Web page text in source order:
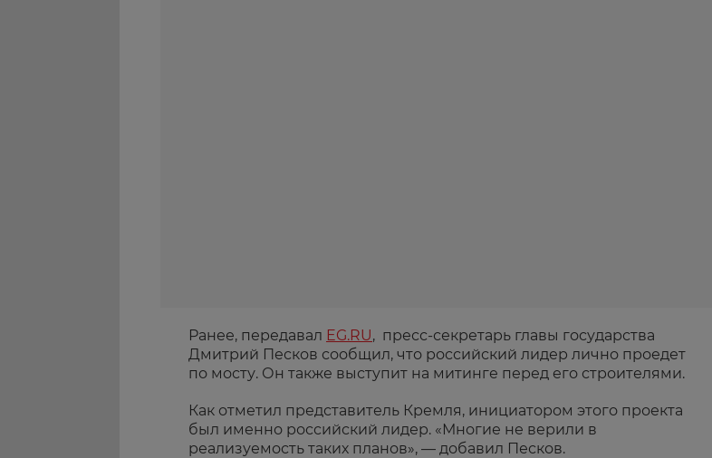
Ранее, передавал EG.RU, пресс-секретарь главы государства
Дмитрий Песков сообщил, что российский лидер лично проедет
по мосту. Он также выступит на митинге перед его строителями.
Как отметил представитель Кремля, инициатором этого проекта
был именно российский лидер. «Многие не верили в
реализуемость таких планов», — добавил Песков.